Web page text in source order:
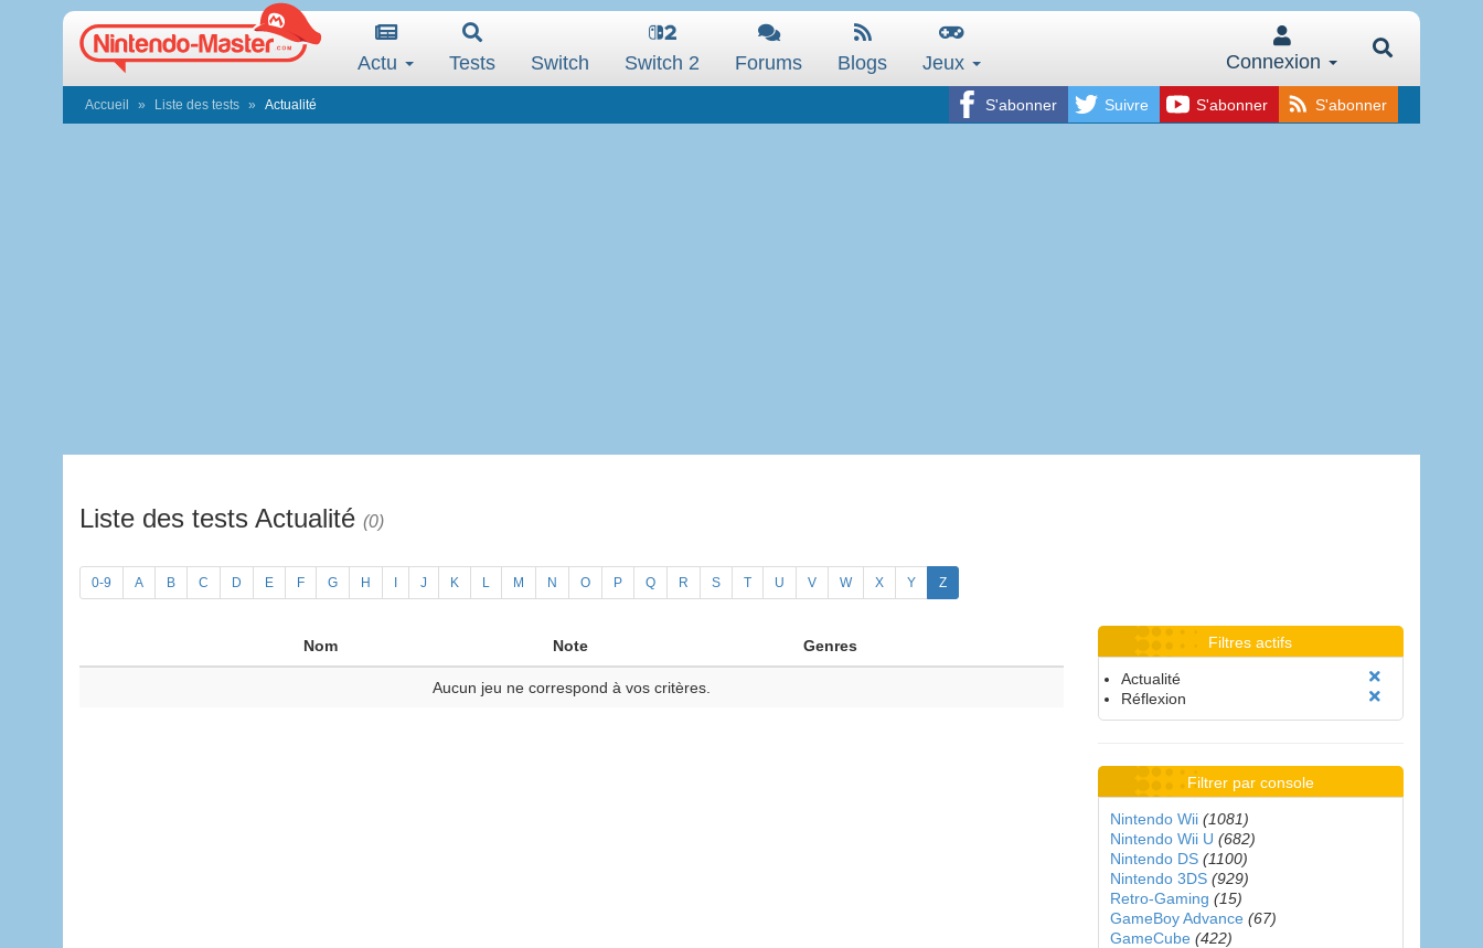
Actu Tests Switch Switch 2 Forums Blogs Jeux Connexion
S'abonner Suivre S'abonner S'abonner
Accueil Liste des tests Actualité
Liste des tests Actualité (0)
0-9 A B C D E F G H J K L M N O P Q R S T U V W X Y Z
Nom Note Genres
Aucun jeu ne correspond à vos critères.
Filtres actifs
Actualité
Réflexion
Filtrer par console
Nintendo Wii (1081)
Nintendo Wii U (682)
Nintendo DS (1100)
Nintendo 3DS (929)
Retro-Gaming (15)
GameBoy Advance (67)
GameCube (422)